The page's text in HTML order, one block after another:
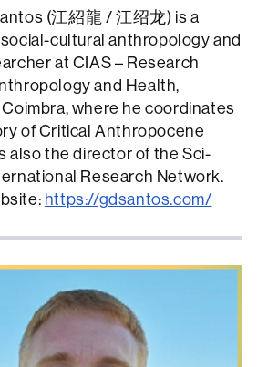
(江紹龍 / 江绍龙) is a
cultural anthropology and
at CIAS – Research
and Health,
where he coordinates
of Critical Anthropocene
also the director of the Sci-
Research Network.
https://gdsantos.com/